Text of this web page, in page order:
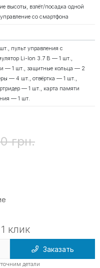
высоты, взлёт/посадка одной
со смартфона
пульт управления с
Li-Ion 3.7 В — 1 шт.,
— 1 шт., защитные кольца — 2
— 4 шт., отвёртка — 1 шт.,
— 1 шт., карта памяти
— 1 шт.
грн.
клик
Заказать
детали